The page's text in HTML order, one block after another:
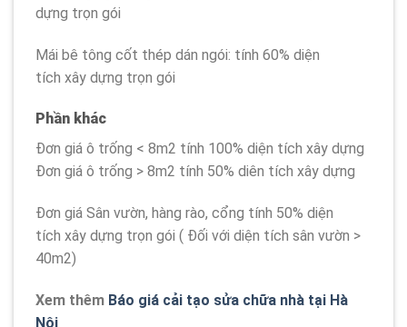
dựng trọn gói
Mái bê tông cốt thép dán ngói: tính 60% diện
tích xây dựng trọn gói
Phần khác
Đơn giá ô trống < 8m2 tính 100% diện tích xây dựng
Đơn giá ô trống > 8m2 tính 50% diên tích xây dựng
Đơn giá Sân vườn, hàng rào, cổng tính 50% diện
tích xây dựng trọn gói ( Đối với diện tích sân vườn >
40m2)
Xem thêm Báo giá cải tạo sửa chữa nhà tại Hà
Nội